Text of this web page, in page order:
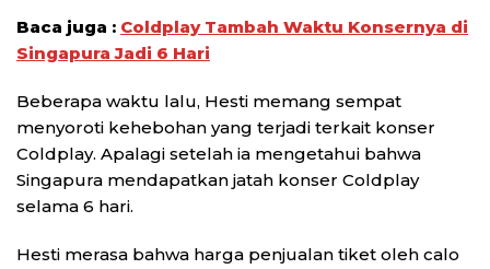
Baca juga : Coldplay Tambah Waktu Konsernya di
Singapura Jadi 6 Hari
Beberapa waktu lalu, Hesti memang sempat
menyoroti kehebohan yang terjadi terkait konser
Coldplay. Apalagi setelah ia mengetahui bahwa
Singapura mendapatkan jatah konser Coldplay
selama 6 hari.
Hesti merasa bahwa harga penjualan tiket oleh calo